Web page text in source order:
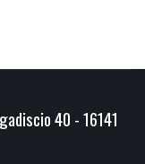
40 - 16141